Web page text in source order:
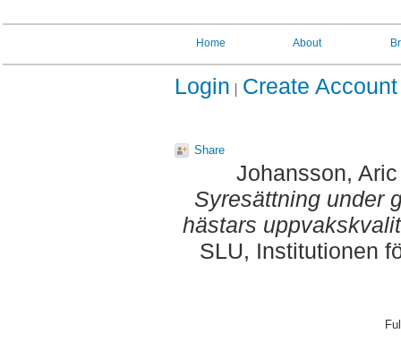
Home About
Login Create Account
Share
Johansson, Aric
Syresättning under
hästars
SLU, Institutionen